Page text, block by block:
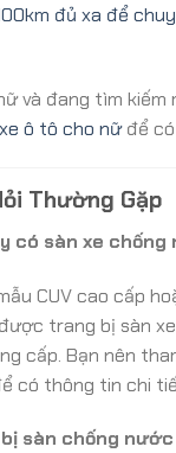
đủ xa để
và đang tìm
xe ô tô cho nữđể có
Thường Gặp
có sàn xe
CUV cao cấp
trang bị sàn
cấp. Bạn nên
có thông tin chi
sàn chống nước